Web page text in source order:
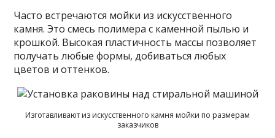
Часто встречаются мойки из искусственного
камня. Это смесь полимера с каменной пылью и
крошкой. Высокая пластичность массы позволяет
получать любые формы, добиваться любых
цветов и оттенков.
Изготавливают из искусственного камня мойки по размерам
заказчиков